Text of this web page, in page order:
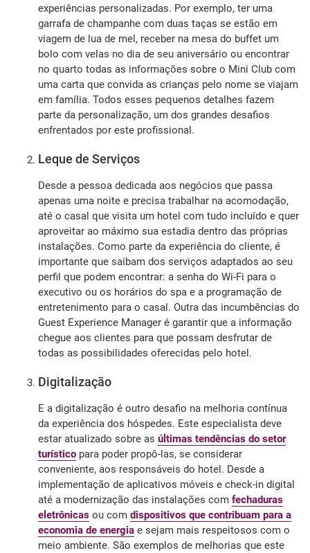
experiências personalizadas. Por exemplo, ter uma
garrafa de champanhe com duas taças se estão em
viagem de lua de mel, receber na mesa do buffet um
bolo com velas no dia de seu aniversário ou encontrar
no quarto todas as informações sobre o Mini Club com
uma carta que convida as crianças pelo nome se viajam
em família. Todos esses pequenos detalhes fazem
parte da personalização, um dos grandes desafios
enfrentados por este profissional.
Leque de Serviços
Desde a pessoa dedicada aos negócios que passa
apenas uma noite e precisa trabalhar na acomodação,
até o casal que visita um hotel com tudo incluído e quer
aproveitar ao máximo sua estadia dentro das próprias
instalações. Como parte da experiência do cliente, é
importante que saibam dos serviços adaptados ao seu
perfil que podem encontrar: a senha do Wi-Fi para o
executivo ou os horários do spa e a programação de
entretenimento para o casal. Outra das incumbências do
Guest Experience Manager é garantir que a informação
chegue aos clientes para que possam desfrutar de
todas as possibilidades oferecidas pelo hotel.
Digitalização
E a digitalização é outro desafio na melhoria contínua
da experiência dos hóspedes. Este especialista deve
estar atualizado sobre as últimas tendências do setor
turístico para poder propô-las, se considerar
conveniente, aos responsáveis do hotel. Desde a
implementação de aplicativos móveis e check-in digital
até a modernização das instalações com fechaduras
eletrônicas ou com dispositivos que contribuam para a
economia de energia e sejam mais respeitosos com o
meio ambiente. São exemplos de melhorias que este